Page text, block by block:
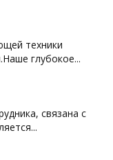
техники
глубокое...
связана с